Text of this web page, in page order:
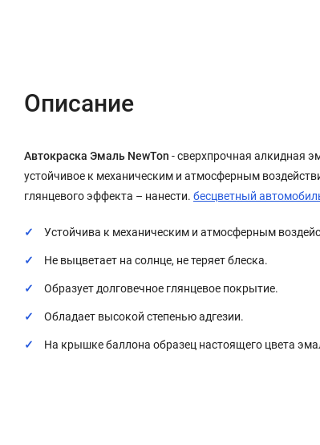
Описание
Автокраска Эмаль NewTon - сверхпрочная алкидная
устойчивое к механическим и атмосферным
глянцевого эффекта – нанести. бесцветный
Устойчива к механическим и атмосферным
Не выцветает на солнце, не теряет блеска.
Образует долговечное глянцевое покрытие.
Обладает высокой степенью адгезии.
На крышке баллона образец настоящего цвета